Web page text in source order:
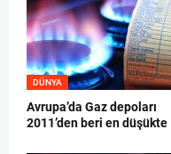
DÜNYA
Avrupa’da Gaz depoları
2011’den beri en düşükte